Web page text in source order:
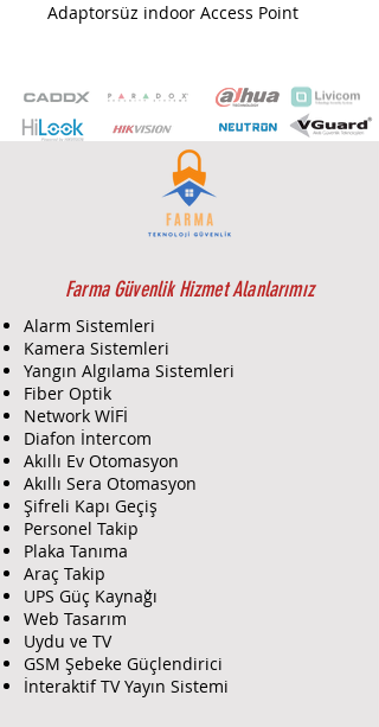
Adaptorsüz indoor Access Point
Farma Güvenlik Hizmet Alanlarımız
Alarm Sistemleri
Kamera Sistemleri
Yangın Algılama Sistemleri
Fiber Optik
Network WİFİ
Diafon İntercom
Akıllı Ev Otomasyon
Akıllı Sera Otomasyon
Şifreli Kapı Geçiş
Personel Takip
Plaka Tanıma
Araç Takip
UPS Güç Kaynağı
Web Tasarım
Uydu ve TV
GSM Şebeke Güçlendirici
İnteraktif TV Yayın Sistemi